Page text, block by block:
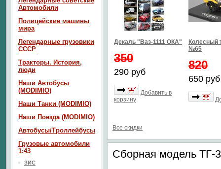
Декаль "Ваз-1111 ОКА"
350
290 руб
Добавить в
корзину
Колесный
№65
820
650 руб
Все скидки
Сборная модель ТГ-
Автомобили
Полицейские машины
мира
Легендарные грузовики
СССР
Тракторы. История,
люди
Наши Автобусы
(MODIMIO)
Наши Танки (MODIMIO)
Наши Поезда (MODIMIO)
Автобусы/Троллейбусы
Грузовые автомобили
1:43
ЗИС